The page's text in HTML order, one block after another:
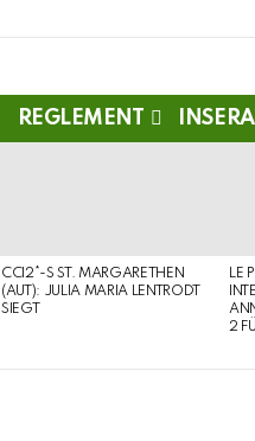
REGLEMENT
CCI2*-S ST. MARGARETHEN
(AUT): JULIA MARIA LENTRODT
SIEGT
LE
2